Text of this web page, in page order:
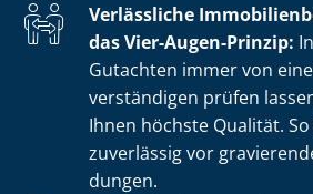
Verlässliche
das Vier-Augen-Prinzip:
Gutachten immer von
ver­stän­di­gen prüfen
Ihnen höchste Qualität.
zuverlässig vor
dun­gen.